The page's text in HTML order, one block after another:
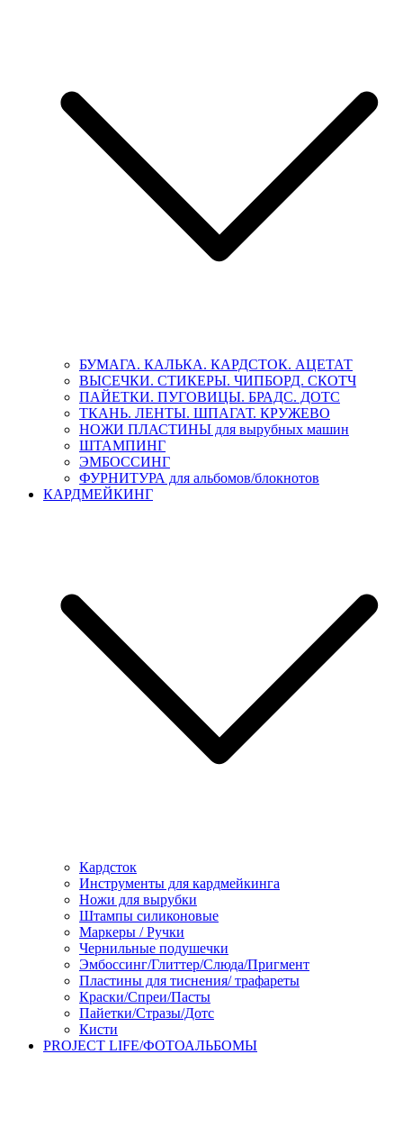
БУМАГА. КАЛЬКА. КАРДСТОК. АЦЕТАТ
ВЫСЕЧКИ. СТИКЕРЫ. ЧИПБОРД. СКОТЧ
ПАЙЕТКИ. ПУГОВИЦЫ. БРАДС. ДОТС
ТКАНЬ. ЛЕНТЫ. ШПАГАТ. КРУЖЕВО
НОЖИ ПЛАСТИНЫ для вырубных машин
ШТАМПИНГ
ЭМБОССИНГ
ФУРНИТУРА для альбомов/блокнотов
КАРДМЕЙКИНГ
Кардсток
Инструменты для кардмейкинга
Ножи для вырубки
Штампы силиконовые
Маркеры / Ручки
Чернильные подушечки
Эмбоссинг/Глиттер/Слюда/Пригмент
Пластины для тиснения/ трафареты
Краски/Спреи/Пасты
Пайетки/Стразы/Дотс
Кисти
PROJECT LIFE/ФОТОАЛЬБОМЫ